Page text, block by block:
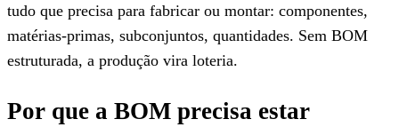
tudo que precisa para fabricar ou montar: componentes,
matérias-primas, subconjuntos, quantidades. Sem BOM
estruturada, a produção vira loteria.
Por que a BOM precisa estar